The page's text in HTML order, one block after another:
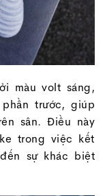
màu volt sáng,
trước, giúp
sân. Điều này
trong việc kết
sự khác biệt